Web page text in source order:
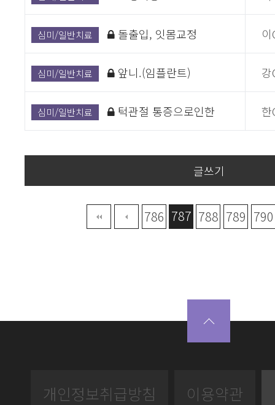
심미/일반치료 돌출입, 잇몸교정
심미/일반치료 앞니.(임플란트)
심미/일반치료 턱관절 통증으로인한 한
글쓰기
786 787 788 789 790
개인정보취급방침 이용약관